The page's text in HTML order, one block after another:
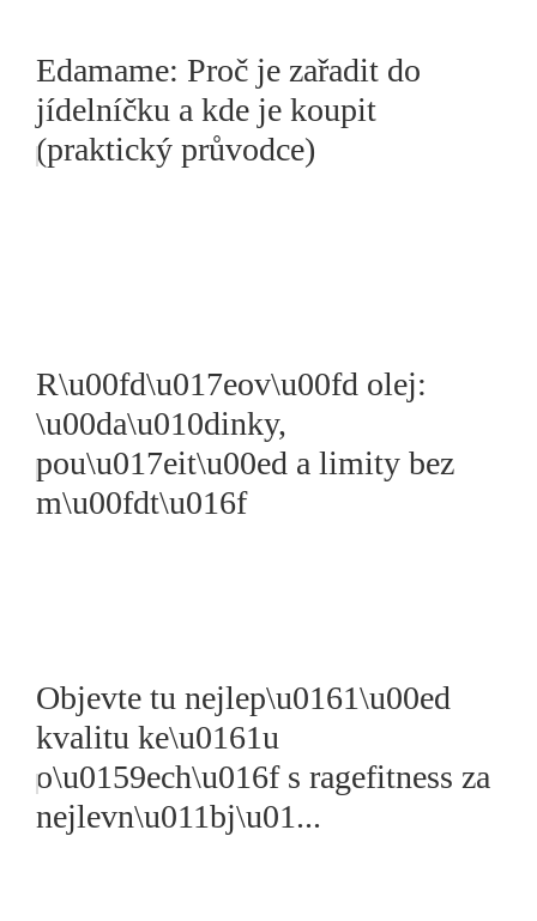
Edamame: Proč je zařadit do
jídelníčku a kde je koupit
(praktický průvodce)
R\u00fd\u017eov\u00fd olej:
\u00da\u010dinky,
pou\u017eit\u00ed a limity bez
m\u00fdt\u016f
Objevte tu nejlep\u0161\u00ed
kvalitu ke\u0161u
o\u0159ech\u016f s ragefitness za
nejlevn\u011bj\u01...